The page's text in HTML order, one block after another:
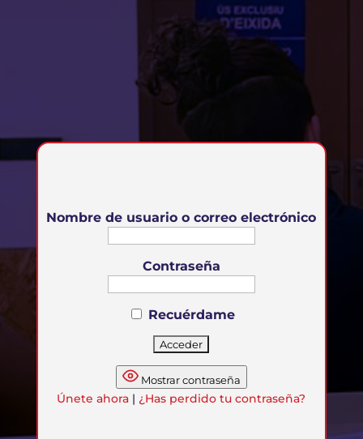
Nombre de usuario o correo electrónico
Contraseña
Recuérdame
Mostrar contraseña
Únete ahora | ¿Has perdido tu contraseña?